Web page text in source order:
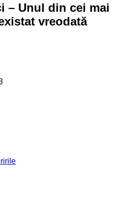
– Unul din cei mai
vreodată